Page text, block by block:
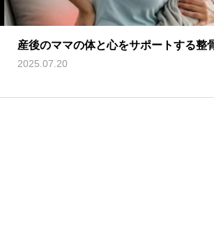
産後のママの体と心をサポートする整
2025.07.20